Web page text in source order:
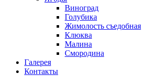
Виноград
Голубика
Жимолость съедобная
Клюква
Малина
Смородина
Галерея
Контакты